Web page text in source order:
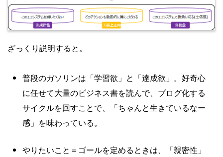
ざっくり説明すると。
普段のガソリンは「学習欲」と「達成欲」。好奇心
に任せて大量のビジネス書を読んで、ブログ化する
サイクルを回すことで、「ちゃんと生きているなー
感」を味わっている。
やりたいこと＝ゴールを定めるときは、「親密性」